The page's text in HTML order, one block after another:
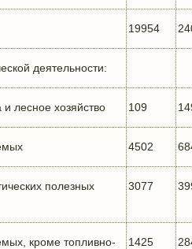
19954
деятельности:
и лесное хозяйство 109
4502
полезных
3077
кроме топливно-
1425